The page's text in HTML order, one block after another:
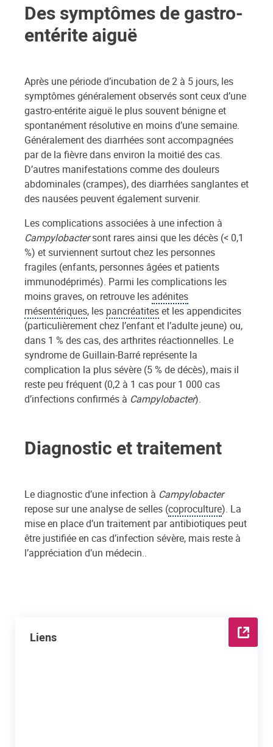
Des symptômes de gastro-
entérite aiguë
Après une période d’incubation de 2 à 5 jours, les
symptômes généralement observés sont ceux d’une
gastro-entérite aiguë le plus souvent bénigne et
spontanément résolutive en moins d’une semaine.
Généralement des diarrhées sont accompagnées
par de la fièvre dans environ la moitié des cas.
D’autres manifestations comme des douleurs
abdominales (crampes), des diarrhées sanglantes et
des nausées peuvent également survenir.
Les complications associées à une infection à
Campylobactersont rares ainsi que les décès (< 0,1
%) et surviennent surtout chez les personnes
fragiles (enfants, personnes âgées et patients
immunodéprimés). Parmi les complications les
moins graves, on retrouve les adénites
mésentériques, les pancréatiteset les appendicites
(particulièrement chez l’enfant et l’adulte jeune) ou,
dans 1 % des cas, des arthrites réactionnelles. Le
syndrome de Guillain-Barré représente la
complication la plus sévère (5 % de décès), mais il
reste peu fréquent (0,2 à 1 cas pour 1 000 cas
d’infections confirmés à Campylobacter).
Diagnostic et traitement
Le diagnostic d’une infection à Campylobacter
repose sur une analyse de selles (coproculture). La
mise en place d’un traitement par antibiotiques peut
être justifiée en cas d’infection sévère, mais reste à
l’appréciation d’un médecin..
Liens